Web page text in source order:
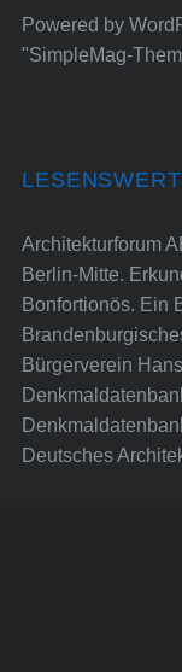
Powered by
"SimpleMag-
Architekturforum
Berlin-Mitte.
Bonfortionös. Ein
Bürgerverein
Deutsches